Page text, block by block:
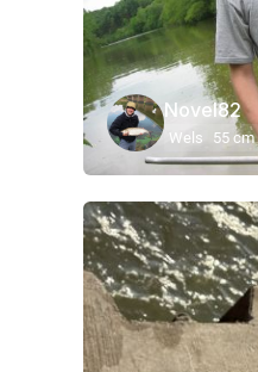
Novel82
Wels 55 cm